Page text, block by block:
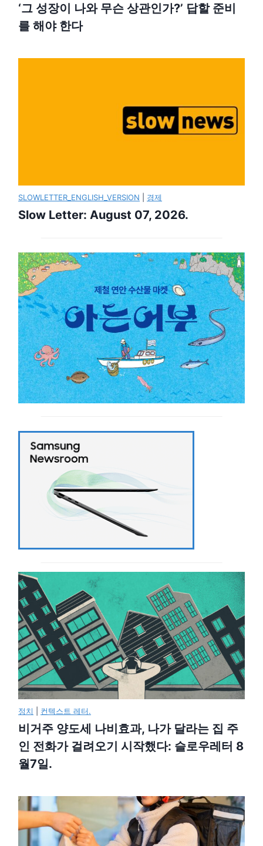
‘그 성장이 나와 무슨 상관인가?’ 답할 준비
를 해야 한다
SLOWLETTER_ENGLISH_VERSION 경제
Slow Letter: August 07, 2026.
정치 컨텍스트 레터.
비거주 양도세 나비효과, 나가 달라는 집 주
인 전화가 걸려오기 시작했다: 슬로우레터 8
월7일.